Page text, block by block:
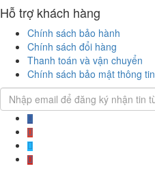
Hỗ trợ khách hàng
Chính sách bảo hành
Chính sách đổi hàng
Thanh toán và vận chuyển
Chính sách bảo mật thông tin